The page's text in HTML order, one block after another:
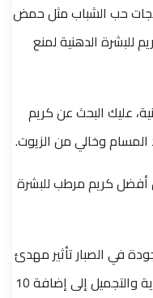
حب الشباب مثل حمض
للبشرة الدهنية لمنع
عليك البحث عن كريم
المسام وخالي من الزيوت.
أفضل كريم مرطب للبشرة
في الصبار تأثير مهدئ
طبيعي على الجلد. لذا فيلجأ خبراء الجلدية والتجميل إلى إضافة 10